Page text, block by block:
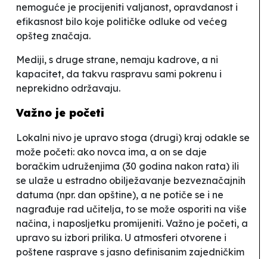
nemoguće je procijeniti valjanost, opravdanost i
efikasnost bilo koje političke odluke od većeg
opšteg značaja.
Mediji, s druge strane, nemaju kadrove, a ni
kapacitet, da takvu raspravu sami pokrenu i
neprekidno održavaju.
Važno je početi
Lokalni nivo je upravo stoga (drugi) kraj odakle se
može početi: ako novca ima, a on se daje
boračkim udruženjima (30 godina nakon rata) ili
se ulaže u estradno obilježavanje bezveznačajnih
datuma (npr. dan opštine), a ne potiče se i ne
nagrađuje rad učitelja, to se može osporiti na više
načina, i naposljetku promijeniti. Važno je početi, a
upravo su izbori prilika. U atmosferi otvorene i
poštene rasprave s jasno definisanim zajedničkim